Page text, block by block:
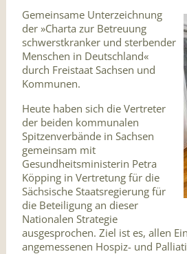
Gemeinsame Unterzeichnung
der »Charta zur Betreuung
schwerstkranker und sterbender
Menschen in Deutschland«
durch Freistaat Sachsen und
Kommunen.
Heute haben sich die Vertreter
der beiden kommunalen
Spitzenverbände in Sachsen
gemeinsam mit
Gesundheitsministerin Petra
Köpping in Vertretung für die
Sächsische Staatsregierung für
die Beteiligung an dieser
Nationalen Strategie
ausgesprochen. Ziel ist es, allen
angemessenen Hospiz- und